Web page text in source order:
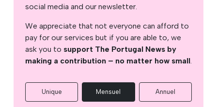
social media and our newsletter.
We appreciate that not everyone can afford to
pay for our services but if you are able to, we
ask you to support The Portugal News by
making a contribution – no matter how small.
Unique Mensuel Annuel